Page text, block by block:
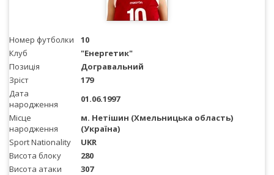
Номер футболки
10
Клуб
"Енергетик"
Позиція
Догравальний
Зріст
179
Дата
народження
01.06.1997
Місце
народження
м. Нетішин (Хмельницька область)
(Україна)
Sport Nationality
UKR
Висота блоку
280
Висота атаки
307